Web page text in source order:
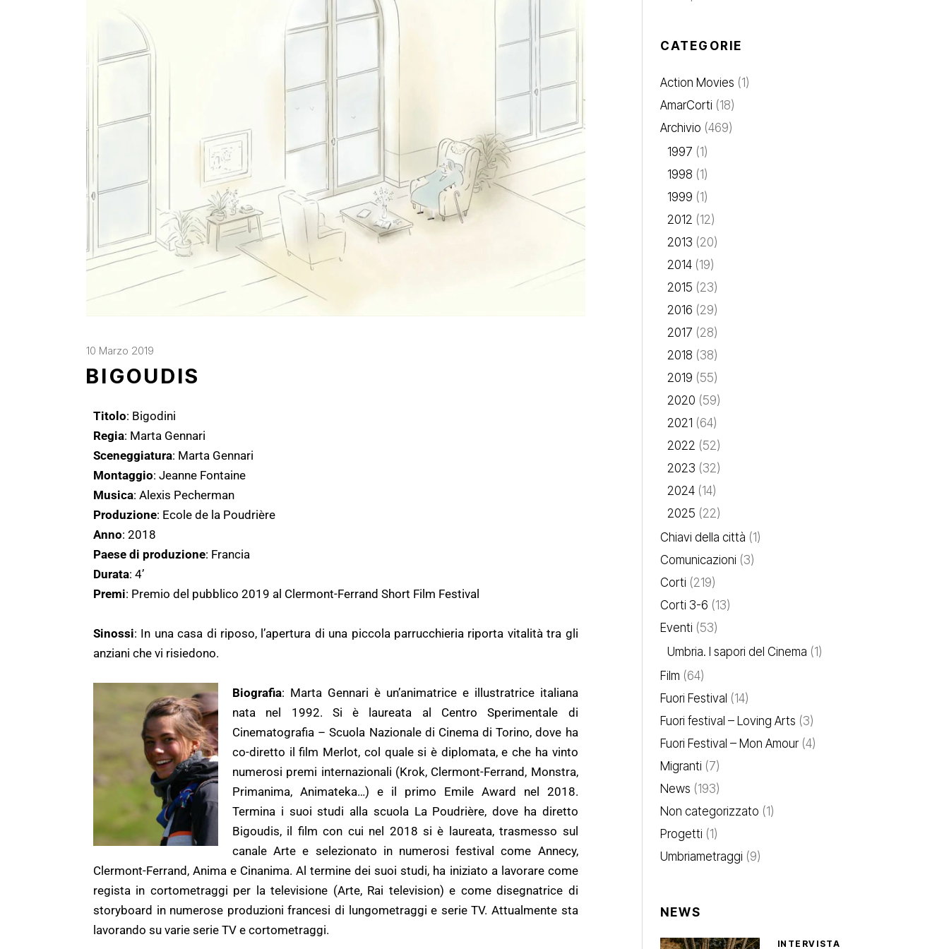
10 Marzo 2019
BIGOUDIS
Titolo: Bigodini
Regia: Marta Gennari
Sceneggiatura: Marta Gennari
Montaggio: Jeanne Fontaine
Musica: Alexis Pecherman
Produzione: Ecole de la Poudrière
Anno: 2018
Paese di produzione: Francia
Durata: 4’
Premi: Premio del pubblico 2019 al Clermont-Ferrand Short Film Festival
Sinossi: In una casa di riposo, l’apertura di una piccola parrucchieria riporta vitalità tra gli
anziani che vi risiedono.
Biografia: Marta Gennari è un’animatrice e illustratrice italiana
nata nel 1992. Si è laureata al Centro Sperimentale di
Cinematografia – Scuola Nazionale di Cinema di Torino, dove ha
co-diretto il film Merlot, col quale si è diplomata, e che ha vinto
numerosi premi internazionali (Krok, Clermont-Ferrand, Monstra,
Primanima, Animateka…) e il primo Emile Award nel 2018.
Termina i suoi studi alla scuola La Poudrière, dove ha diretto
Bigoudis, il film con cui nel 2018 si è laureata, trasmesso sul
canale Arte e selezionato in numerosi festival come Annecy,
Clermont-Ferrand, Anima e Cinanima. Al termine dei suoi studi, ha iniziato a lavorare come
regista in cortometraggi per la televisione (Arte, Rai television) e come disegnatrice di
storyboard in numerose produzioni francesi di lungometraggi e serie TV. Attualmente sta
lavorando su varie serie TV e cortometraggi.
CATEGORIE
Action Movies (1)
AmarCorti (18)
Archivio (469)
1997 (1)
1998 (1)
1999 (1)
2012 (12)
2013 (20)
2014(19)
2015 (23)
2016 (29)
2017 (28)
2018 (38)
2019 (55)
2020 (59)
2021 (64)
2022 (52)
2023 (32)
2024(14)
2025 (22)
Chiavi della città (1)
Comunicazioni (3)
Corti (219)
Corti 3-6 (13)
Eventi (53)
Umbria. I sapori del Cinema (1)
Film (64)
Fuori Festival (14)
Fuori festival – Loving Arts (3)
Fuori Festival – Mon Amour(4)
Migranti (7)
News (193)
Non categorizzato (1)
Progetti (1)
Umbriametraggi (9)
NEWS
INTERVISTA